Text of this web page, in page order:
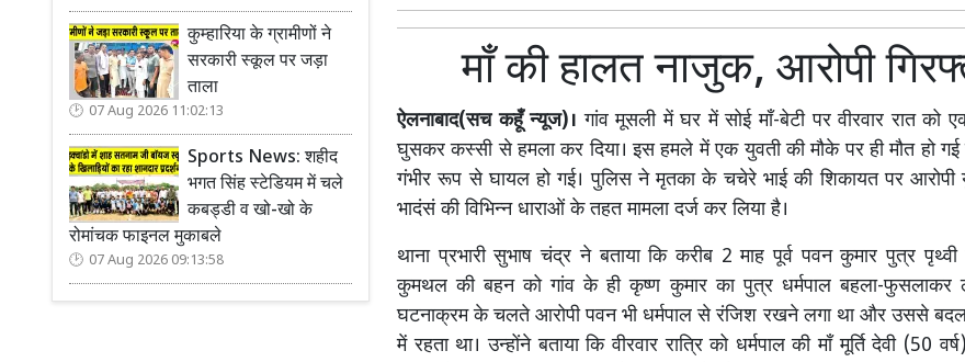
कुम्हारिया के ग्रामीणों ने
सरकारी स्कूल पर जड़ा
ताला
07 Aug 2026 11:02:13
Sports News: शहीद
भगत सिंह स्टेडियम में चले
कबड्डी व खो-खो के
रोमांचक फाइनल मुकाबले
07 Aug 2026 09:13:58
माँ की हालत नाजुक, आरोपी
ऐलनाबाद(सच कहूँ न्यूज)। गांव मूसली में घर में सोई माँ-बेटी पर वीरवार रात
घुसकर कस्सी से हमला कर दिया। इस हमले में एक युवती की मौके पर ही मौत हो
गंभीर रूप से घायल हो गई। पुलिस ने मृतका के चचेरे भाई की शिकायत पर
भादंसं की विभिन्न धाराओं के तहत मामला दर्ज कर लिया है।
थाना प्रभारी सुभाष चंद्र ने बताया कि करीब 2 माह पूर्व पवन कुमार पुत्र पृथ्वी
कुमथल की बहन को गांव के ही कृष्ण कुमार का पुत्र धर्मपाल बहला-फुसलाकर
घटनाक्रम के चलते आरोपी पवन भी धर्मपाल से रंजिश रखने लगा था और उससे
में रहता था। उन्होंने बताया कि वीरवार रात्रि को धर्मपाल की माँ मूर्ति देवी (50